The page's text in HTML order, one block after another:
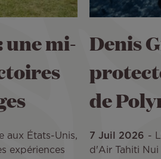
une mi-
aux États-Unis,
expériences
Denis
de
7 Juil 2026
d'Air Tahiti Nui